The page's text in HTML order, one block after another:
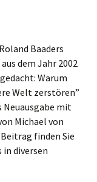
Baaders
dem Jahr 2002
Warum
Welt zerstören”
mit
Michael von
finden Sie
in diversen